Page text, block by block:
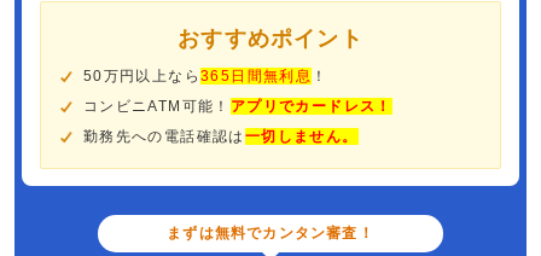
おすすめポイント
50万円以上なら 365日間無利息 ！
コンビニATM可能！ アプリでカードレス！
勤務先への電話確認は 一切しません。
まずは無料でカンタン審査！